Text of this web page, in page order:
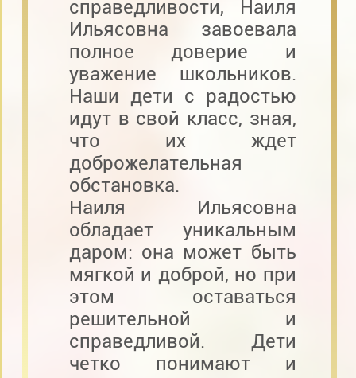
справедливости, Наиля
Ильясовна завоевала
полное доверие и
уважение школьников.
Наши дети с радостью
идут в свой класс, зная,
что их ждет
доброжелательная
обстановка.
Наиля Ильясовна
обладает уникальным
даром: она может быть
мягкой и доброй, но при
этом оставаться
решительной и
справедливой. Дети
четко понимают и